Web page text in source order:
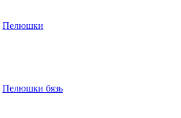
Пелюшки
Пелюшки бязь